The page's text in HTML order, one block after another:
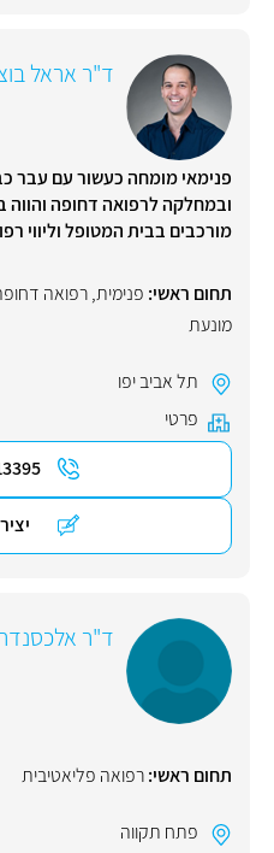
ד"ר אראל
פנימאי מומחה כעשור עם עבר
ובמחלקה לרפואה דחופה והווה
מורכבים בבית המטופל וליווי
תחום ראשי: פנימית,רפואה
מונעת
תל אביב יפו
פרטי
ד"ר אלכסנדר
תחום ראשי:רפואה פליאטיבית
פתח תקווה